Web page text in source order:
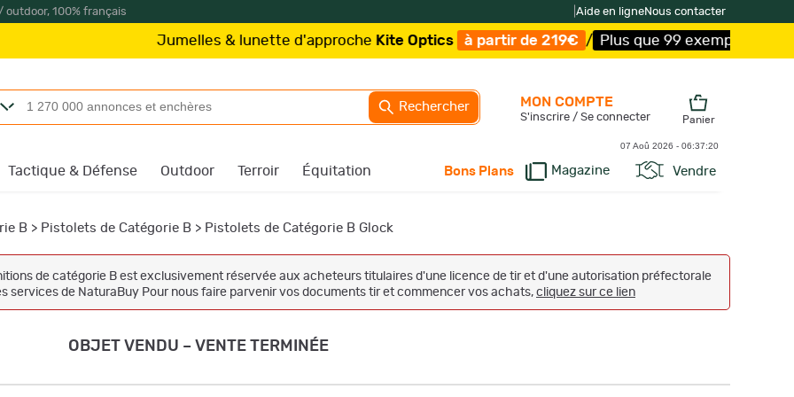
100% français Aide en ligneNous contacter
Jumelles & lunette d'approcheKite Optics à partir de 219€ / Plus que 99 exemplaires ! /Livraison offerte
Rechercher
Tactique & Défense Outdoor Terroir Équitation Bons Plans Magazine Vendre
MON COMPTE
S'inscrire / Se connecter Panier
07 Aoû 2026 - 06:37:21
B > Pistolets de Catégorie B > Pistolets de Catégorie B Glock
de catégorie B est exclusivement réservée aux acheteurs titulaires d'une licence de tir et d'une autorisation préfectorale
services de NaturaBuy Pour nous faire parvenir vos documents tir et commencer vos achats, cliquez sur ce lien
OBJET VENDU – VENTE TERMINÉE